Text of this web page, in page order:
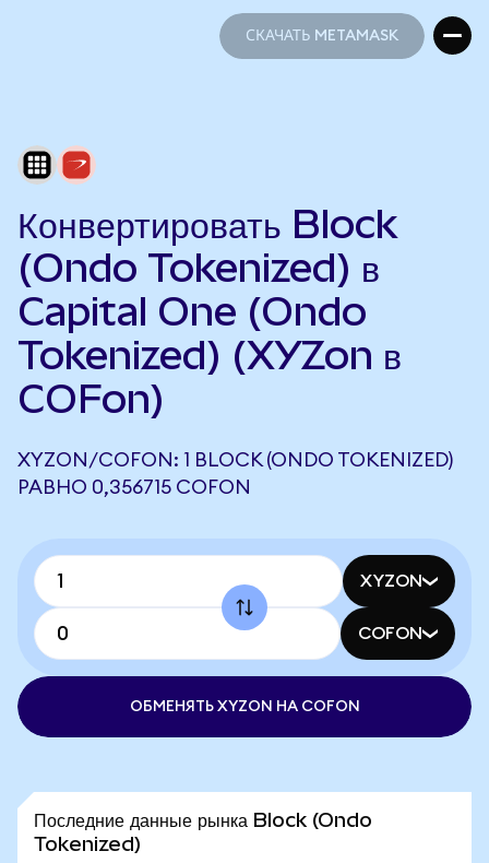
СКАЧАТЬ METAMASK
Конвертировать Block
(Ondo Tokenized) в
Capital One (Ondo
Tokenized) (XYZon в
COFon)
XYZON/COFON: 1 BLOCK (ONDO TOKENIZED)
РАВНО 0,356715 COFON
XYZON
COFON
ОБМЕНЯТЬ XYZON НА COFON
Последние данные рынка Block (Ondo
Tokenized)